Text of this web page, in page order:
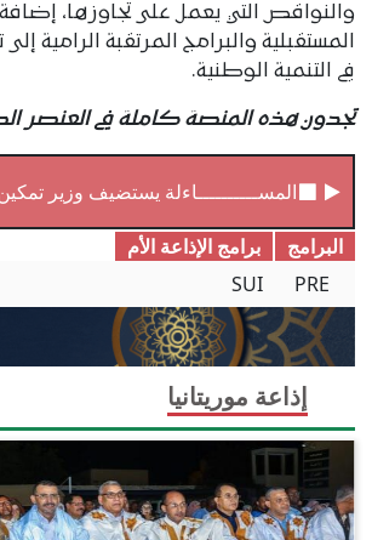
والنواقص التي يعمل على تجاوزها، إضافة
المستقبلية والبرامج المرتقبة الرامية
في التنمية الوطنية.
تجدون هذه المنصة كاملة في العنصر
المســــــــــاءلة يستضيف وزير
البرامج
برامج الإذاعة الأم
PRE
SUI
إذاعة موريتانيا